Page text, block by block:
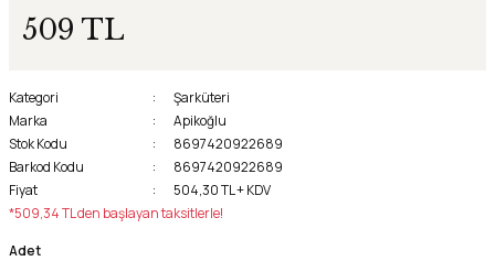
509 TL
Kategori
Şarküteri
Marka
Apikoğlu
Stok Kodu
8697420922689
Barkod Kodu
8697420922689
Fiyat
504,30 TL + KDV
*509,34 TL den başlayan taksitlerle!
Adet